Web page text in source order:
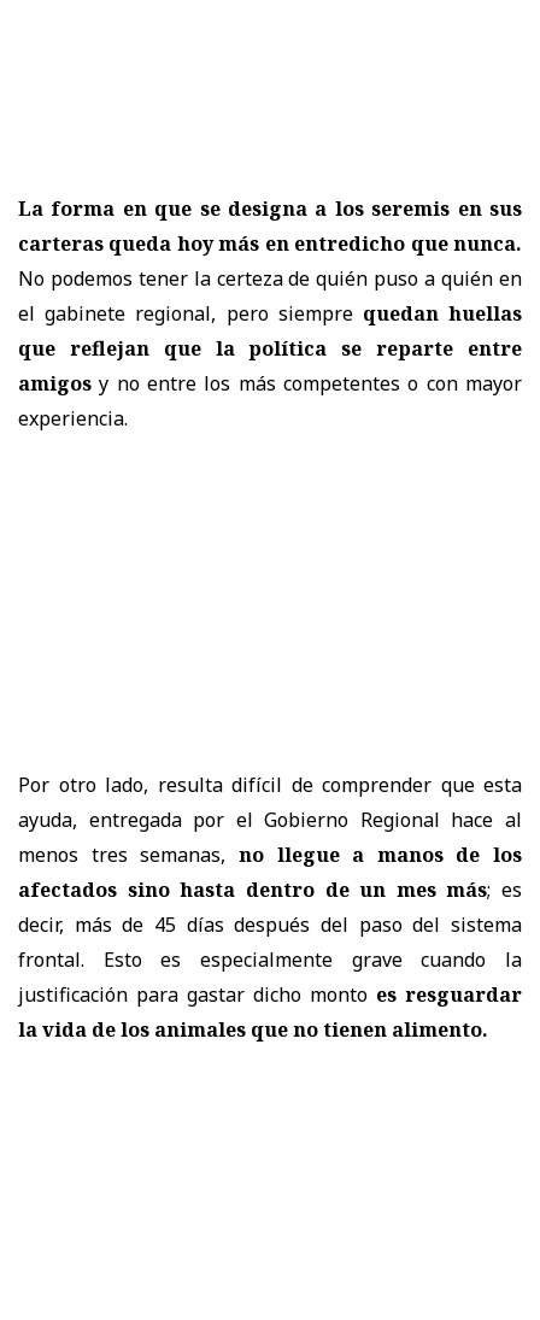
La forma en que se designa a los seremis en sus
carteras queda hoy más en entredicho que nunca.
No podemos tener la certeza de quién puso a quién en
el gabinete regional, pero siempre quedan huellas
que reflejan que la política se reparte entre
amigos y no entre los más competentes o con mayor
experiencia.
Por otro lado, resulta difícil de comprender que esta
ayuda, entregada por el Gobierno Regional hace al
menos tres semanas, no llegue a manos de los
afectados sino hasta dentro de un mes más; es
decir, más de 45 días después del paso del sistema
frontal. Esto es especialmente grave cuando la
justificación para gastar dicho monto es resguardar
la vida de los animales que no tienen alimento.